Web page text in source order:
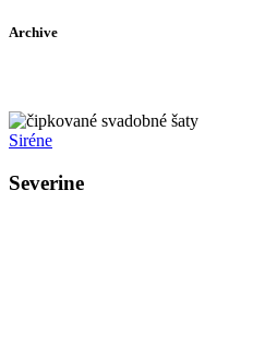
Archive
Siréne
Severine